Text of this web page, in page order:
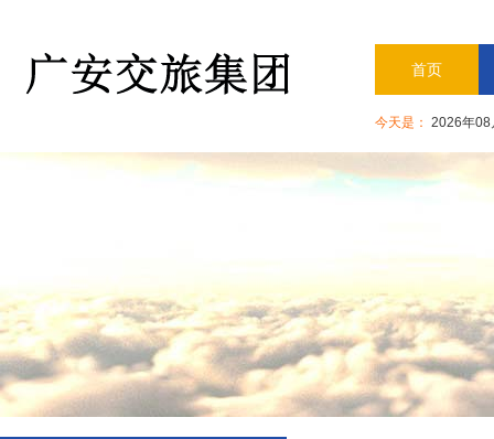
今天是： 2026年08
首页